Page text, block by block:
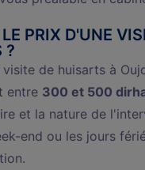
PRIX D'UNE
?
de huisarts à
entre 300 et 500
et la nature de
end ou les jours